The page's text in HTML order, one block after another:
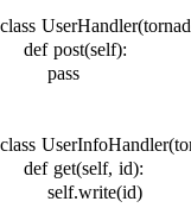
class
    def post(self):
        pass
class
    def get(self, id):
        self.write(id)